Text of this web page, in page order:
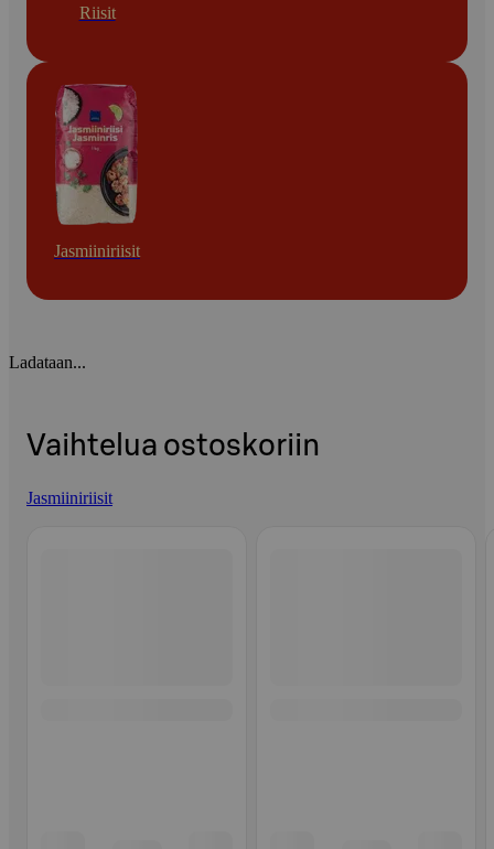
Riisit
Jasmiiniriisit
Ladataan...
Vaihtelua ostoskoriin
Jasmiiniriisit